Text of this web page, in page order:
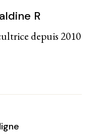
R
depuis 2010